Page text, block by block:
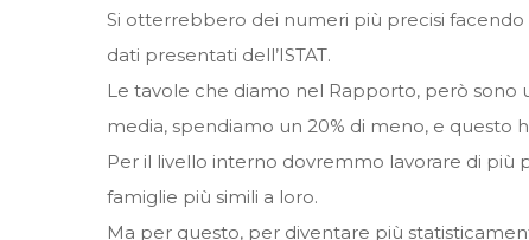
Si otterrebbero dei numeri più precisi
dati presentati dell’ISTAT.
Le tavole che diamo nel Rapporto, però
media, spendiamo un 20% di meno, e questo
Per il livello interno dovremmo lavorare di
famiglie più simili a loro.
Ma per questo, per diventare più